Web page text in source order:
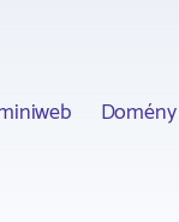
Domény